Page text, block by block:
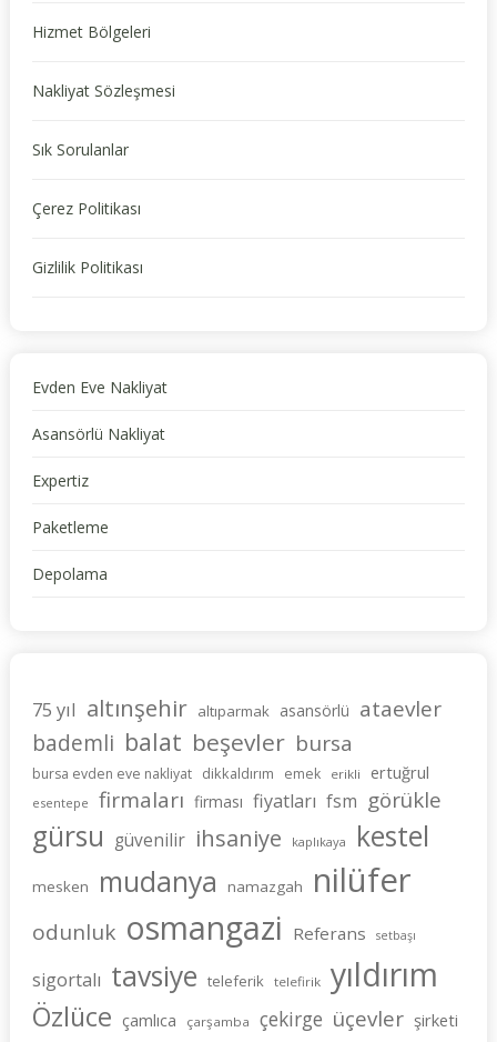
Hizmet Bölgeleri
Nakliyat Sözleşmesi
Sık Sorulanlar
Çerez Politikası
Gizlilik Politikası
Evden Eve Nakliyat
Asansörlü Nakliyat
Expertiz
Paketleme
Depolama
75 yıl altınşehir altıparmak asansörlü ataevler
bademli balat beşevler bursa
bursa evden eve nakliyat dikkaldırım emek erikli ertuğrul
esentepe firmaları firması fiyatları fsm görükle
gürsu güvenilir ihsaniye kaplıkaya kestel
mesken mudanya namazgah nilüfer
odunluk osmangazi Referans setbaşı
sigortalı tavsiye teleferik telefirik yıldırım
Özlüce çamlıca çarşamba çekirge üçevler şirketi